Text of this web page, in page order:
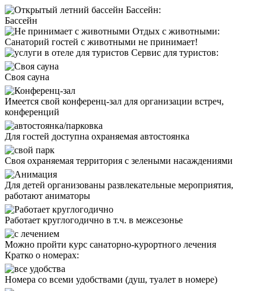
Бассейн:
Бассейн
Отдых с животными:
Санаторий гостей с животными не принимает!
Сервис для туристов:
Cвоя сауна
Имеется свой конференц-зал для организации встреч,
конференций
Для гостей доступна охраняемая автостоянка
Своя охраняемая территория с зелеными насаждениями
Для детей организованы развлекательные мероприятия,
работают аниматоры
Работает круглогодично в т.ч. в межсезонье
Можно пройти курс санаторно-курортного лечения
Кратко о номерах:
Номера со всеми удобствами (душ, туалет в номере)